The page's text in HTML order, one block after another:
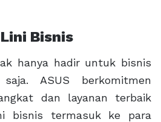
Bisnis
hanya hadir untuk bisnis
ASUS berkomitmen
dan layanan terbaik
bisnis termasuk ke para